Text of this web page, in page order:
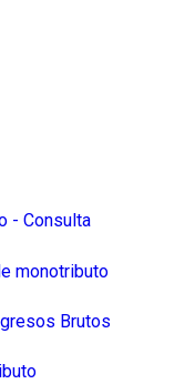
- Consulta
monotributo
Brutos